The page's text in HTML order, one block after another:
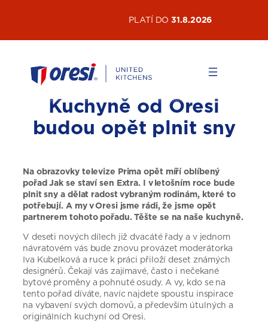
PLATÍ DO31.8.2026
Kuchyně od Oresi
budou opět plnit sny
Na obrazovky televize Prima opět míří oblíbený
pořad Jak se staví sen Extra. I v letošním roce bude
plnit sny a dělat radost vybraným rodinám, které to
potřebují. A my v Oresi jsme rádi, že jsme opět
partnerem tohoto pořadu. Těšte se na naše kuchyně.
V deseti nových dílech již dvacáté řady a v jednom
návratovém vás bude znovu provázet moderátorka
Iva Kubelková a ruce k práci přiloží deset známých
designérů. Čekají vás zajímavé, často i nečekané
bytové proměny a pohnuté osudy. A vy, kdo se na
tento pořad díváte, navíc najdete spoustu inspirace
na vybavení svých domovů, a především útulných a
originálních kuchyní od Oresi.